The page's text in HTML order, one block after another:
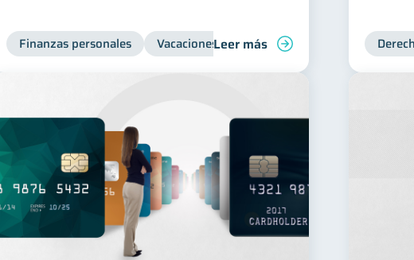
Finanzas personales Vacaciones Organización Financiera
Leer más